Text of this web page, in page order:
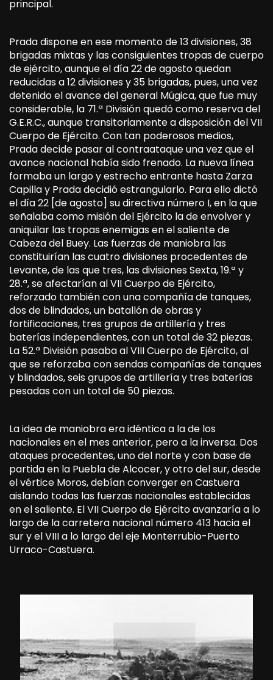
principal.
Prada dispone en ese momento de 13 divisiones, 38
brigadas mixtas y las consiguientes tropas de cuerpo
de ejército, aunque el día 22 de agosto quedan
reducidas a 12 divisiones y 35 brigadas, pues, una vez
detenido el avance del general Múgica, que fue muy
considerable, la 71.ª División quedó como reserva del
G.E.R.C., aunque transitoriamente a disposición del VII
Cuerpo de Ejército. Con tan poderosos medios,
Prada decide pasar al contraataque una vez que el
avance nacional había sido frenado. La nueva línea
formaba un largo y estrecho entrante hasta Zarza
Capilla y Prada decidió estrangularlo. Para ello dictó
el día 22 [de agosto] su directiva número I, en la que
señalaba como misión del Ejército la de envolver y
aniquilar las tropas enemigas en el saliente de
Cabeza del Buey. Las fuerzas de maniobra las
constituirían las cuatro divisiones procedentes de
Levante, de las que tres, las divisiones Sexta, 19.ª y
28.ª, se afectarían al VII Cuerpo de Ejército,
reforzado también con una compañía de tanques,
dos de blindados, un batallón de obras y
fortificaciones, tres grupos de artillería y tres
baterías independientes, con un total de 32 piezas.
La 52.ª División pasaba al VIII Cuerpo de Ejército, al
que se reforzaba con sendas compañías de tanques
y blindados, seis grupos de artillería y tres baterías
pesadas con un total de 50 piezas.
La idea de maniobra era idéntica a la de los
nacionales en el mes anterior, pero a la inversa. Dos
ataques procedentes, uno del norte y con base de
partida en la Puebla de Alcocer, y otro del sur, desde
el vértice Moros, debían converger en Castuera
aislando todas las fuerzas nacionales establecidas
en el saliente. El VII Cuerpo de Ejército avanzaría a lo
largo de la carretera nacional número 413 hacia el
sur y el VIII a lo largo del eje Monterrubio-Puerto
Urraco-Castuera.